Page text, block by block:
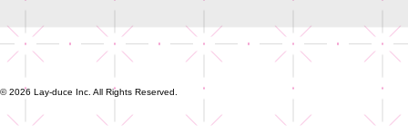
© 2026 Lay-duce Inc. All Rights Reserved.